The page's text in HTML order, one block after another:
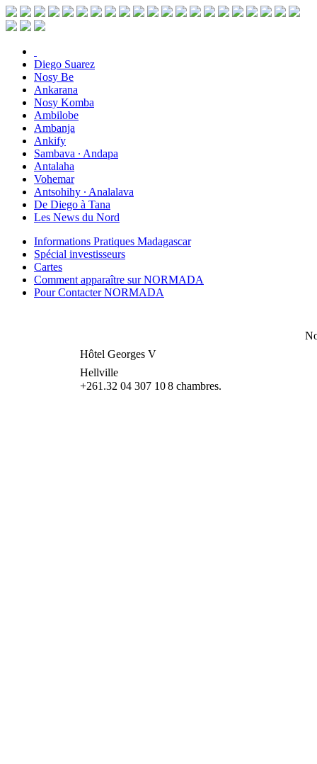
Diego Suarez
Nosy Be
Ankarana
Nosy Komba
Ambilobe
Ambanja
Ankify
Sambava ∙ Andapa
Antalaha
Vohemar
Antsohihy ∙ Analalava
De Diego à Tana
Les News du Nord
Informations Pratiques Madagascar
Spécial investisseurs
Cartes
Comment apparaître sur NORMADA
Pour Contacter NORMADA
Hôtel Georges V
Hellville
+261.32 04 307 108 chambres.